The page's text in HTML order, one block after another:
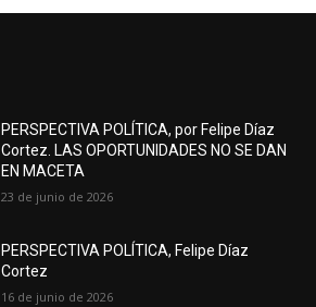
PERSPECTIVA POLÍTICA, por Felipe Díaz
Cortez. LAS OPORTUNIDADES NO SE DAN
EN MACETA
23 de junio de 2026
PERSPECTIVA POLÍTICA, Felipe Díaz
Cortez
16 de junio de 2026